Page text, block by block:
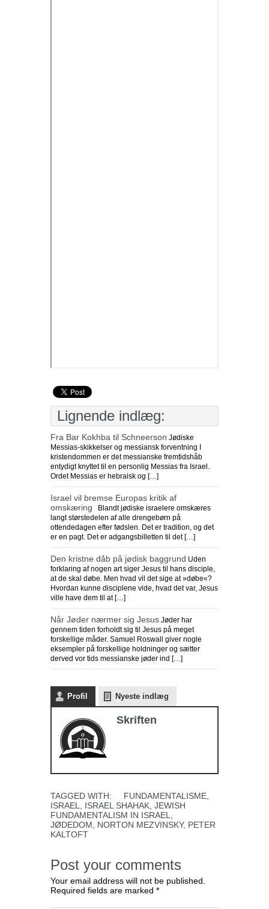
Lignende indlæg:
Fra Bar Kokhba til Schneerson Jødiske
Messias-skikkelser og messiansk forventning I
kristendommen er det messianske fremtidshåb
entydigt knyttet til en personlig Messias fra Israel.
Ordet Messias er hebraisk og […]
Israel vil bremse Europas kritik af
omskæring Blandt jødiske israelere omskæres
langt størstedelen af alle drengebørn på
ottendedagen efter fødslen. Det er tradition, og det
er en pagt. Det er adgangsbilletten til det […]
Den kristne dåb på jødisk baggrund Uden
forklaring af nogen art siger Jesus til hans disciple,
at de skal døbe. Men hvad vil det sige at »døbe«?
Hvordan kunne disciplene vide, hvad det var, Jesus
ville have dem til at […]
Når Jøder nærmer sig Jesus Jøder har
gennem tiden forholdt sig til Jesus på meget
forskellige måder. Samuel Roswall giver nogle
eksempler på forskellige holdninger og sætter
derved vor tids messianske jøder ind […]
Profil Nyeste indlæg
Skriften
TAGGED WITH: FUNDAMENTALISME,
ISRAEL, ISRAEL SHAHAK, JEWISH
FUNDAMENTALISM IN ISRAEL,
JØDEDOM, NORTON MEZVINSKY, PETER
KALTOFT
Post your comments
Your email address will not be published.
Required fields are marked *